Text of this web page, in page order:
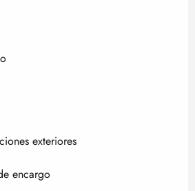
exteriores
encargo